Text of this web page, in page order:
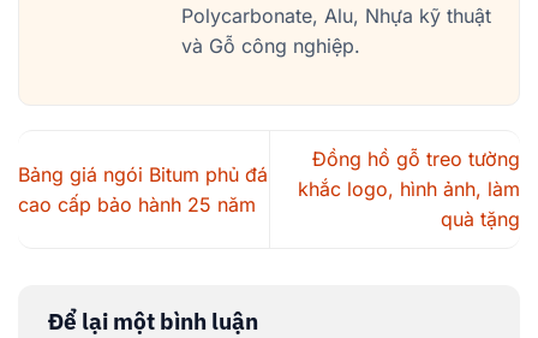
Polycarbonate, Alu, Nhựa kỹ thuật
và Gỗ công nghiệp.
Bảng giá ngói Bitum phủ đá
cao cấp bảo hành 25 năm
Đồng hồ gỗ treo tường
khắc logo, hình ảnh, làm
quà tặng
Để lại một bình luận